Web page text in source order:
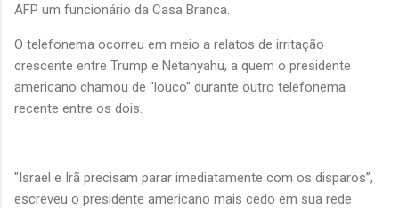
AFP um funcionário da Casa Branca.
O telefonema ocorreu em meio a relatos de irritação
crescente entre Trump e Netanyahu, a quem o presidente
americano chamou de "louco" durante outro telefonema
recente entre os dois.
"Israel e Irã precisam parar imediatamente com os disparos”,
escreveu o presidente americano mais cedo em sua rede